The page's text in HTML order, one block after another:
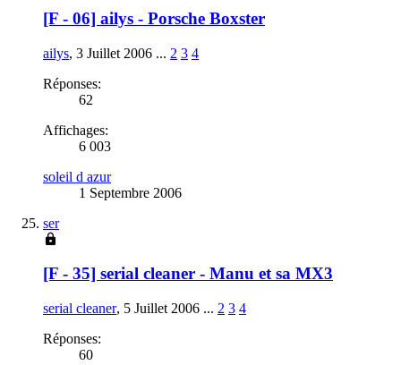
[F - 06] ailys - Porsche Boxster
ailys, 3 Juillet 2006 ... 2 3 4
Réponses:
62
Affichages:
6 003
soleil d azur
1 Septembre 2006
ser
[F - 35] serial cleaner - Manu et sa MX3
serial cleaner, 5 Juillet 2006 ... 2 3 4
Réponses:
60